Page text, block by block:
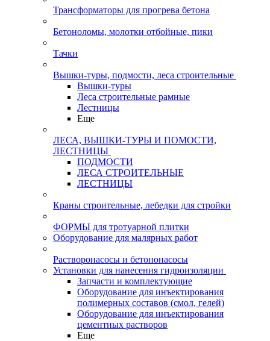
Трансформаторы для прогрева бетона
Бетоноломы, молотки отбойные, пики
Тачки
Вышки-туры, подмости, леса строительные
Вышки-туры
Леса строительные рамные
Лестницы
Еще
ЛЕСА, ВЫШКИ-ТУРЫ И ПОМОСТИ,
ЛЕСТНИЦЫ
ПОДМОСТИ
ЛЕСА СТРОИТЕЛЬНЫЕ
ЛЕСТНИЦЫ
Краны строительные, лебедки для стройки
ФОРМЫ для тротуарной плитки
Оборудование для малярных работ
Растворонасосы и бетононасосы
Установки для нанесения гидроизоляции
Запчасти и комплектующие
Оборудование для инъектирования
полимерных составов (смол, гелей)
Оборудование для инъектирования
цементных растворов
Еще